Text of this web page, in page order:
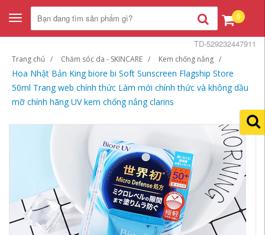
Toggle
navigation
0
Trang chủ Chăm sóc da - SKINCARE Kem chống nắng
Hoa Nhật Bản King biore bi Soft Sunscreen Flagship Store
50ml Trang web chính thức Làm mới chính thức và không dầu
mỡ chính hãng UV kem chống nắng clarins
TD-529232447911